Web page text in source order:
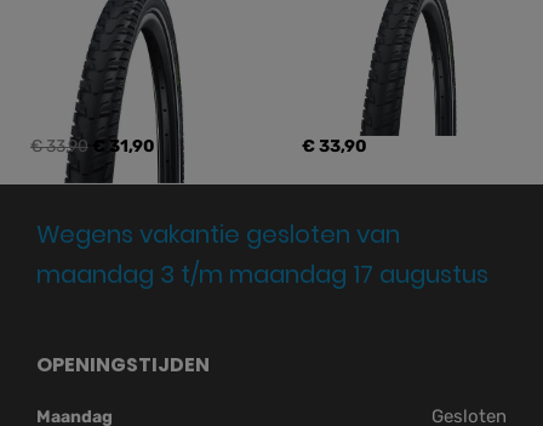
€ 33,90 € 31,90 € 33,90
Wegens vakantie gesloten van
maandag 3 t/m maandag 17 augustus
OPENINGSTIJDEN
Maandag Gesloten